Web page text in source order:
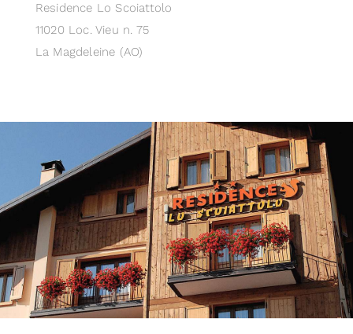
Residence Lo Scoiattolo
11020 Loc. Vieu n. 75
La Magdeleine (AO)